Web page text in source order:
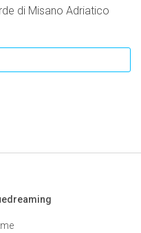
di Misano Adriatico